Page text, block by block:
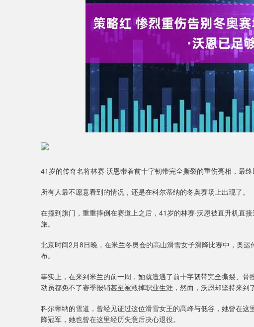
41岁的传奇名将林赛·沃恩带着前十字韧带完全撕裂的重伤亮相，最
所有人最不愿意看到的情况，还是在科尔蒂纳的冬奥赛场上出现了。
在撞到旗门，重重摔倒在赛道上之后，41岁的林赛·沃恩被直升机直
旅。
北京时间2月8日晚，在米兰冬奥会的高山滑雪女子滑降比赛中，奥
布。
事实上，在来到米兰的前一周，她就遭遇了前十字韧带完全撕裂、
动员都免不了赛季报销甚至被毁掉职业生涯，然而，沃恩却坚持来到
科尔蒂纳的雪道，曾经见证过这位滑雪女王的高峰与低谷，她曾在
降冠军，她也曾在这里经历失意后决心退役。
沪深300 4651.31 -6.85